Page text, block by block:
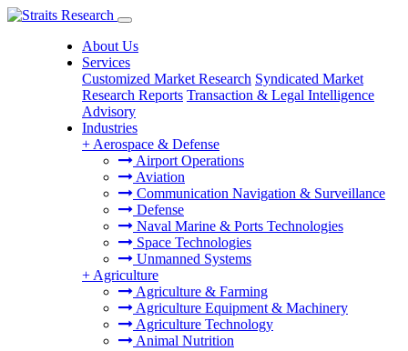
About Us
Services
Customized Market Research Syndicated Market
Research Reports Transaction & Legal Intelligence
Advisory
Industries
+ Aerospace & Defense
Airport Operations
Aviation
Communication Navigation & Surveillance
Defense
Naval Marine & Ports Technologies
Space Technologies
Unmanned Systems
+ Agriculture
Agriculture & Farming
Agriculture Equipment & Machinery
Agriculture Technology
Animal Nutrition